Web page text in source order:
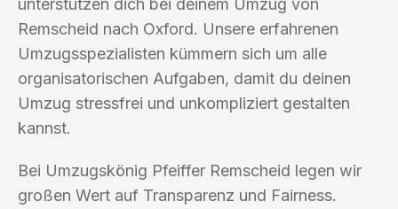
unterstützen dich bei deinem Umzug von
Remscheid nach Oxford. Unsere erfahrenen
Umzugsspezialisten kümmern sich um alle
organisatorischen Aufgaben, damit du deinen
Umzug stressfrei und unkompliziert gestalten
kannst.
Bei Umzugskönig Pfeiffer Remscheid legen wir
großen Wert auf Transparenz und Fairness.